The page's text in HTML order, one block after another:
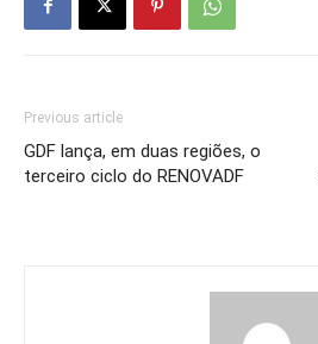
Previous article
GDF lança, em duas regiões, o
terceiro ciclo do RENOVADF